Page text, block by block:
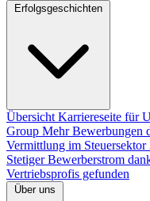
Übersicht Karriereseite für
Group Mehr Bewerbungen
Vermittlung im Steuersektor
Stetiger Bewerberstrom
Vertriebsprofis gefunden